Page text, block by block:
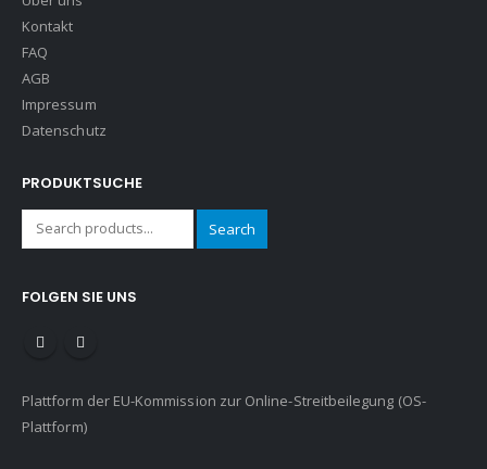
Kontakt
FAQ
AGB
Impressum
Datenschutz
PRODUKTSUCHE
Search
FOLGEN SIE UNS
Plattform der EU-Kommission zur Online-Streitbeilegung (OS-
Plattform)